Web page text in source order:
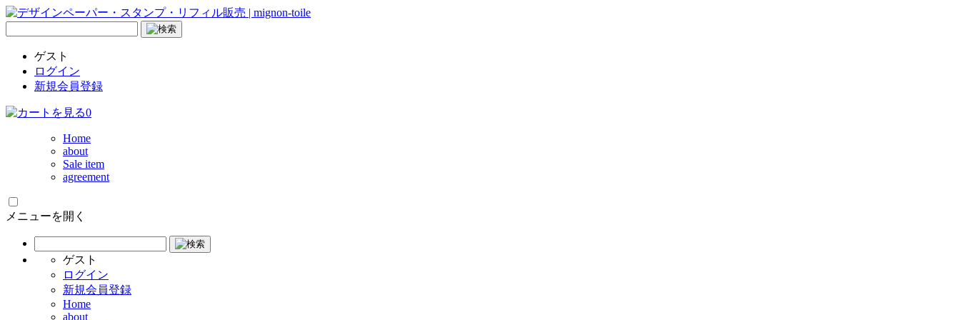
ゲスト
ログイン
新規会員登録
0
Home
about
Sale item
agreement
メニューを開く
ゲスト
ログイン
新規会員登録
Home
about